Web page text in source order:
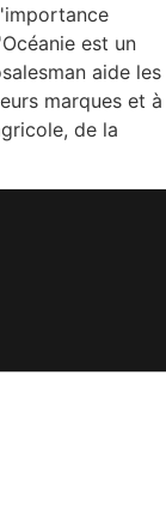
est un
aide les
marques et à
de la